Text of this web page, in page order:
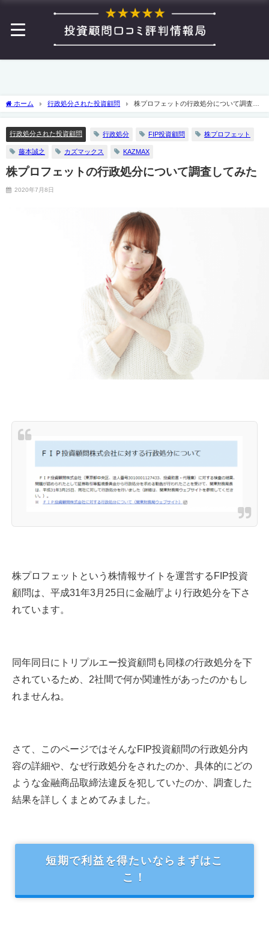
ホーム 行政処分された投資顧問
株プロフェットの行政処分について調査し
行政処分された投資顧問 行政処分 FIP投資顧問 株プロフェット
藤本誠之 カズマックス KAZMAX
株プロフェットの行政処分について調査してみた
2020年7月8日
株プロフェットという株情報サイトを運営するFIP投資
顧問は、平成31年3月25日に金融庁より行政処分を下さ
れています。
同年同日にトリプルエー投資顧問も同様の行政処分を下
されているため、2社間で何か関連性があったのかもし
れませんね。
さて、このページではそんなFIP投資顧問の行政処分内
容の詳細や、なぜ行政処分をされたのか、具体的にどの
ような金融商品取締法違反を犯していたのか、調査した
結果を詳しくまとめてみました。
短期で利益を得たいならまずはこ
こ！